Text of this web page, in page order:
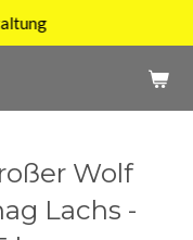
Wolf
Lachs -